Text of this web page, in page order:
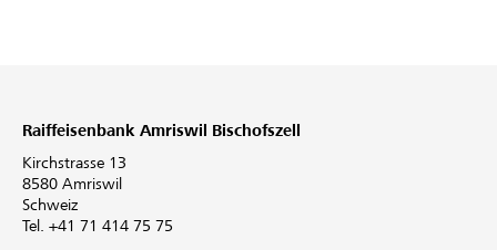
Raiffeisenbank Amriswil Bischofszell
Kirchstrasse 13
8580 Amriswil
Schweiz
Tel. +41 71 414 75 75